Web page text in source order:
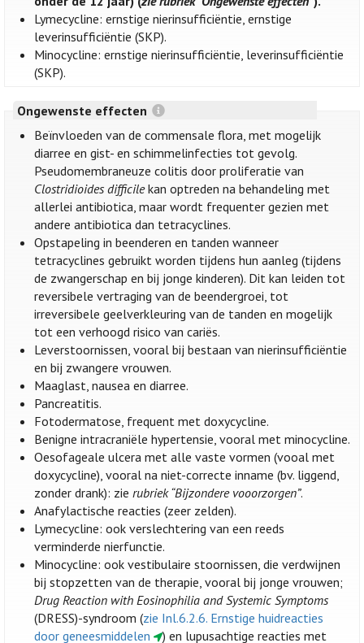
Lymecycline: ernstige nierinsufficiëntie, ernstige
leverinsufficiëntie (SKP).
Minocycline: ernstige nierinsufficiëntie, leverinsufficiëntie
(SKP).
Ongewenste effecten
Beïnvloeden van de commensale flora, met mogelijk
diarree en gist- en schimmelinfecties tot gevolg.
Pseudomembraneuze colitis door proliferatie van
Clostridioides difficilekan optreden na behandeling met
allerlei antibiotica, maar wordt frequenter gezien met
andere antibiotica dan tetracyclines.
Opstapeling in beenderen en tanden wanneer
tetracyclines gebruikt worden tijdens hun aanleg (tijdens
de zwangerschap en bij jonge kinderen). Dit kan leiden tot
reversibele vertraging van de beendergroei, tot
irreversibele geelverkleuring van de tanden en mogelijk
tot een verhoogd risico van cariës.
Leverstoornissen, vooral bij bestaan van nierinsufficiëntie
en bij zwangere vrouwen.
Maaglast, nausea en diarree.
Pancreatitis.
Fotodermatose, frequent met doxycycline.
Benigne intracraniële hypertensie, vooral met minocycline.
Oesofageale ulcera met alle vaste vormen (vooal met
doxycycline), vooral na niet-correcte inname (bv. liggend,
zonder drank): zierubriek “Bijzondere vooorzorgen”.
Anafylactische reacties (zeer zelden).
Lymecycline: ook verslechtering van een reeds
verminderde nierfunctie.
Minocycline: ook vestibulaire stoornissen, die verdwijnen
bij stopzetten van de therapie, vooral bij jonge vrouwen;
Drug Reaction with Eosinophilia and Systemic Symptoms
(DRESS)-syndroom (zie Inl.6.2.6. Ernstige huidreacties
door geneesmiddelen
) en lupusachtige reacties met